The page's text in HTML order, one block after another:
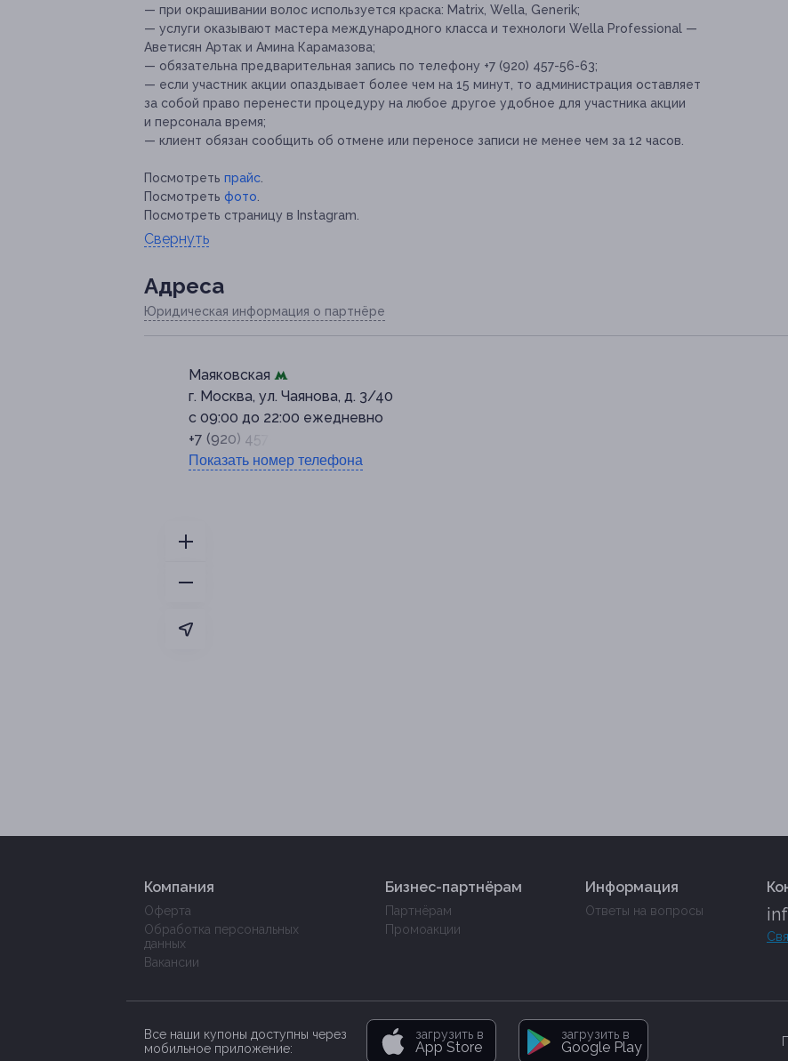
— при окрашивании волос используется краска: Matrix, Wella, Generik;
— услуги оказывают мастера международного класса и технологи Wella Professional —
Аветисян Артак и Амина Карамазова;
— обязательна предварительная запись по телефону +7 (920) 457-56-63;
— если участник акции опаздывает более чем на 15 минут, то администрация оставляет
за собой право перенести процедуру на любое другое удобное для участника акции
и персонала время;
— клиент обязан сообщить об отмене или переносе записи не менее чем за 12 часов.
Посмотреть прайс
Посмотреть фото
Посмотреть страницу в Instagram.
Свернуть
Адресa
Юридическая информация о партнёре
Маяковская
г. Москва, ул. Чаянова, д. 3/40
c 09:00 до 22:00 ежедневно
+7 (920) 457-56-63
Показать номер телефона
Компания
Оферта
Обработка персональных
данных
Вакансии
Бизнес-партнёрам
Партнёрам
Промоакции
Информация
Ответы на вопросы
Все наши купоны доступны через
мобильное приложение:
загрузить в
App Store
загрузить в
Google Play